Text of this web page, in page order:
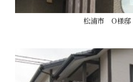
松浦市 O様邸